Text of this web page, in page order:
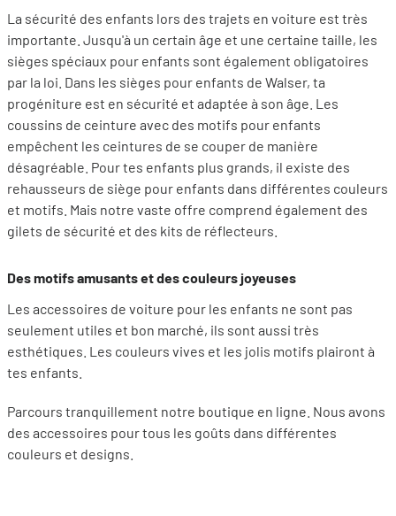
La sécurité des enfants lors des trajets en voiture est très
importante. Jusqu'à un certain âge et une certaine taille, les
sièges spéciaux pour enfants sont également obligatoires
par la loi. Dans les sièges pour enfants de Walser, ta
progéniture est en sécurité et adaptée à son âge. Les
coussins de ceinture avec des motifs pour enfants
empêchent les ceintures de se couper de manière
désagréable. Pour tes enfants plus grands, il existe des
rehausseurs de siège pour enfants dans différentes couleurs
et motifs. Mais notre vaste offre comprend également des
gilets de sécurité et des kits de réflecteurs.
Des motifs amusants et des couleurs joyeuses
Les accessoires de voiture pour les enfants ne sont pas
seulement utiles et bon marché, ils sont aussi très
esthétiques. Les couleurs vives et les jolis motifs plairont à
tes enfants.
Parcours tranquillement notre boutique en ligne. Nous avons
des accessoires pour tous les goûts dans différentes
couleurs et designs.